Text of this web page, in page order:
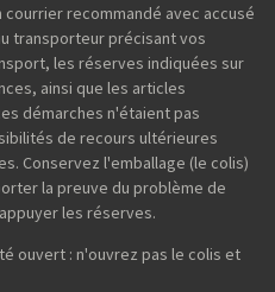
recommandé avec accusé
transporteur précisant vos
les réserves indiquées sur
ainsi que les articles
démarches n'étaient pas
de recours ultérieures
Conservez l'emballage (le colis)
la preuve du problème de
les réserves.
ouvert : n'ouvrez pas le colis et